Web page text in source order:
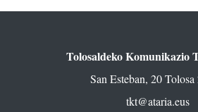
Tolosaldeko Komunikazio
San Esteban, 20
tkt@ataria.eus